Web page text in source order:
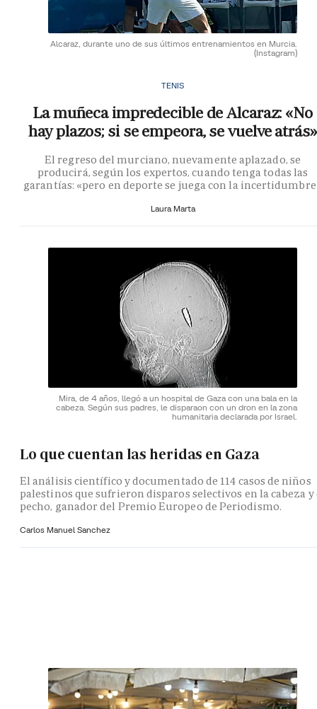
Alcaraz, durante uno de sus últimos entrenamientos en Murcia.
(Instagram)
TENIS
La muñeca impredecible de Alcaraz: «No
hay plazos; si se empeora, se vuelve atrás»
El regreso del murciano, nuevamente aplazado, se
producirá, según los expertos, cuando tenga todas las
garantías: «pero en deporte se juega con la
Laura Marta
Mira, de 4 años, llegó a un hospital de Gaza con una bala en la
cabeza. Según sus padres, le disparaon con un dron en la zona
humanitaria declarada por Israel.
Lo que cuentan las heridas en Gaza
El análisis científico y documentado de 114 casos de niños
palestinos que sufrieron disparos selectivos en la cabeza y
pecho, ganador del Premio Europeo de Periodismo.
Carlos Manuel Sanchez